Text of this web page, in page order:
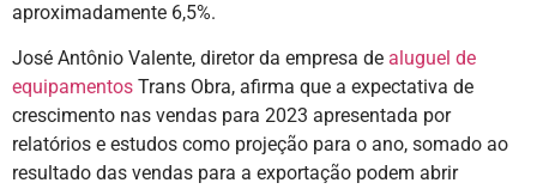
aproximadamente 6,5%.
José Antônio Valente, diretor da empresa de aluguel de
equipamentos Trans Obra, afirma que a expectativa de
crescimento nas vendas para 2023 apresentada por
relatórios e estudos como projeção para o ano, somado ao
resultado das vendas para a exportação podem abrir